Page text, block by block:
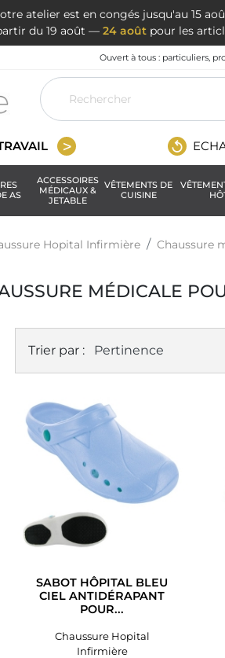
atelier est en congés jusqu'au 15
du 19 août — 24 août pour les
Ouvert à tous : particuliers,
AS
ACCESSOIRES
MÉDICAUX &
JETABLE
VÊTEMENTS DE
CUISINE
Hopital Infirmière Chaussure
MÉDICALE
Trier par :
SABOT HÔPITAL BLEU
CIEL ANTIDÉRAPANT
POUR...
Chaussure Hopital
Infirmière